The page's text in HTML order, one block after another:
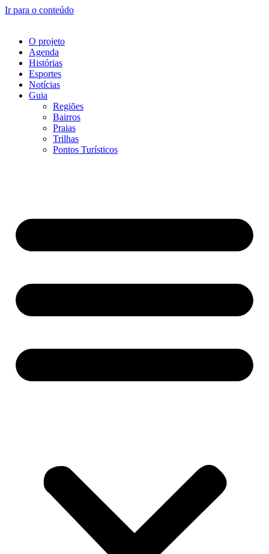
Ir para o conteúdo
O projeto
Agenda
Histórias
Esportes
Notícias
Guia
Regiões
Bairros
Praias
Trilhas
Pontos Turísticos